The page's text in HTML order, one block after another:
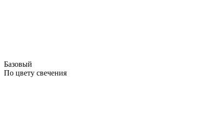
Базовый
По цвету свечения